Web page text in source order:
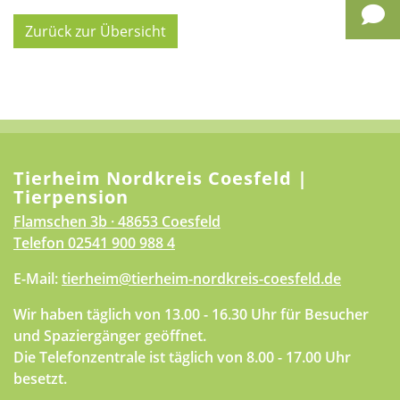
Zurück zur Übersicht
Tierheim Nordkreis Coesfeld |
Tierpension
Flamschen 3b · 48653 Coesfeld
Telefon 02541 900 988 4
E-Mail:tierheim@tierheim-nordkreis-coesfeld.de
Wir haben täglich von 13.00 - 16.30 Uhr für Besucher
und Spaziergänger geöffnet.
Die Telefonzentrale ist täglich von 8.00 - 17.00 Uhr
besetzt.